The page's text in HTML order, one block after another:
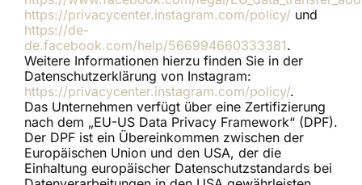
https://privacycenter.instagram.com/policy/ und
https://de-
de.facebook.com/help/566994660333381.
Weitere Informationen hierzu finden Sie in der
Datenschutzerklärung von Instagram:
https://privacycenter.instagram.com/policy/.
Das Unternehmen verfügt über eine Zertifizierung
nach dem „EU-US Data Privacy Framework“ (DPF).
Der DPF ist ein Übereinkommen zwischen der
Europäischen Union und den USA, der die
Einhaltung europäischer Datenschutzstandards bei